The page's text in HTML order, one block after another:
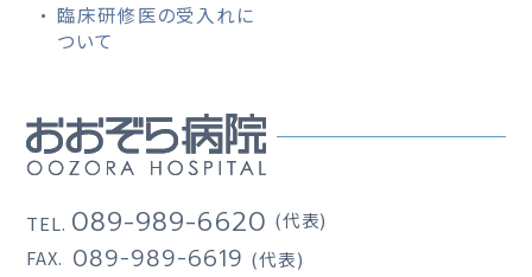
臨床研修医の受入れに
ついて
TEL. 089-989-6620 (代表)
FAX. 089-989-6619 (代表)